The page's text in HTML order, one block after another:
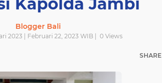
Blogger Bali
2023 | Februari 22, 2023 WIB | 0Views
SHARE